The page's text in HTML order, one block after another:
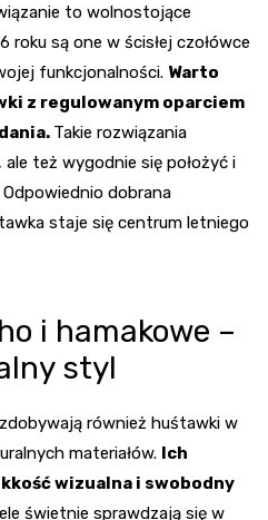
to wolnostojące
roku są one w ścisłej czołówce
funkcjonalności. Warto
z regulowanym oparciem
Takie rozwiązania
też wygodnie się położyć i
dobrana
staje się centrum letniego
i hamakowe –
styl
również huśtawki w
materiałów. Ich
wizualna i swobodny
świetnie sprawdzają się w